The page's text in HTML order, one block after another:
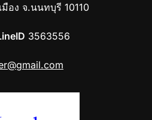
อง จ.นนทบุรี 10110
3563556